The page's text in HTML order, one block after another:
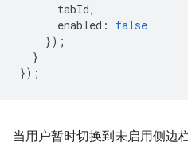
tabId,
enabled :
false
});
}
});
当用户暂时切换到未启用侧边